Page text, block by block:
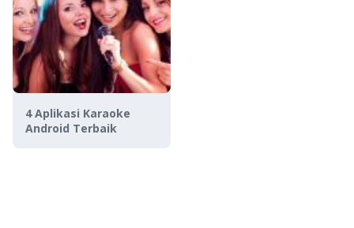
4 Aplikasi Karaoke
Android Terbaik